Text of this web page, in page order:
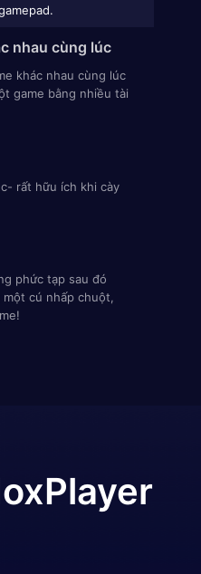
nhau cùng lúc
khác nhau cùng lúc
game bằng nhiều tài
rất hữu ích khi cày
phức tạp sau đó
cú nhấp chuột,